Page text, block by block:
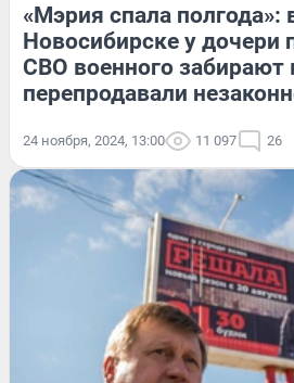
«Мэрия спала полгода»:
Новосибирске у дочери
СВО военного забирают
перепродавали
24 ноября, 2024, 13:00 11 097 26